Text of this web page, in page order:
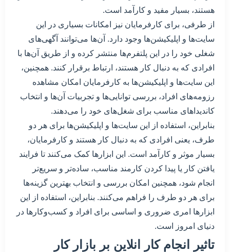
هستند، بسیار مفید و کارآمد است.
از طرفی، برای کارفرمایان نیز امکانات بسیاری در این
سایت‌ها و اپلیکیشن‌ها وجود دارد. آن‌ها می‌توانند آگهی‌های
شغلی خود را در این پلتفرم‌ها منتشر کرده و از طریق آن‌ها با
افرادی که به دنبال کار هستند، ارتباط برقرار کنند. همچنین،
این سایت‌ها و اپلیکیشن‌ها به کارفرمایان امکان مشاهده
رزومه‌های افراد، بررسی توانایی‌ها و تجربیات آن‌ها و انتخاب
کاندیداهای مناسب برای شغل‌های خود را می‌دهند.
بنابراین، استفاده از این سایت‌ها و اپلیکیشن‌ها برای هر دو
طرف، یعنی افرادی که به دنبال کار هستند و کارفرمایان،
بسیار موثر و کارآمد است. این ابزارها کمک می‌کنند تا فرایند
یافتن کار یا پیدا کردن کارمند مناسب، ساده‌تر و سریع‌تر
انجام شود، همچنین امکان بررسی و انتخاب بهترین گزینه‌ها
برای هر دو طرف را فراهم می‌کنند. بنابراین، استفاده از این
ابزارها امری ضروری و اساسی برای افراد و کسب‌وکارها در
دنیای امروز است.
تاثیر انجام کار انلاین بر بازار کار